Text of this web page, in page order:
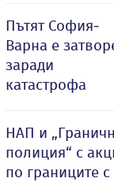
Пътят София-
Варна е
заради
катастрофа
НАП и
полиция“ с
по границите с